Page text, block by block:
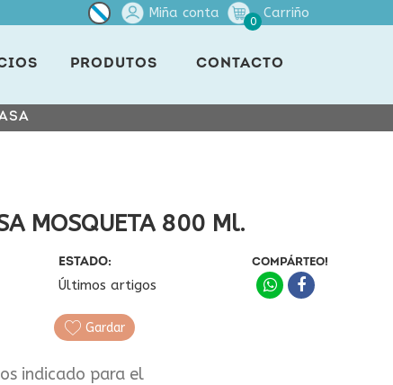
Miña conta
0
Carriño
PRODUTOS CONTACTO
MOSQUETA 800 Ml.
ESTADO:
Últimos artigos
COMPÁRTEO!
Gardar
indicado para el